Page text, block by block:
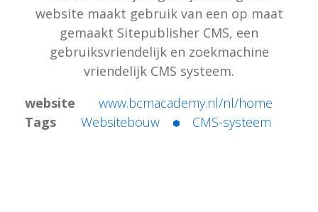
website maakt gebruik van een op maat
gemaakt Sitepublisher CMS, een
gebruiksvriendelijk en zoekmachine
vriendelijk CMS systeem.
website
www.bcmacademy.nl/nl/home
Tags
Websitebouw CMS-systeem